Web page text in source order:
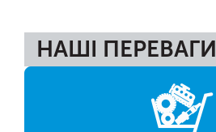
НАШІ ПЕРЕВАГИ